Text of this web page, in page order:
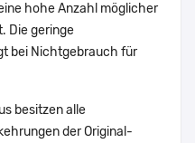
hohe Anzahl möglicher
Die geringe
bei Nichtgebrauch für
besitzen alle
der Original-